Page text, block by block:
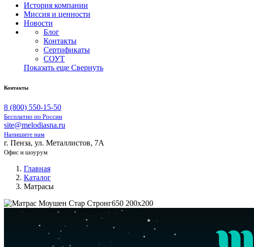
История компании
Миссия и ценности
Новости
Блог
Контакты
Сертификаты
СОУТ
Показать еще Свернуть
Контакты
8 (800) 550-15-50
Бесплатно по России
site@melodiasna.ru
Напишите нам
г. Пенза, ул. Металлистов, 7А
Офис и шоурум
Главная
Каталог
Матрасы